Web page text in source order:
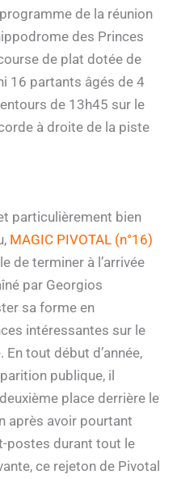
de la réunion
des Princes
de plat dotée de
16 partants âgés de 4
de 13h45 sur le
à droite de la piste
particulièrement bien
MAGIC PIVOTAL (n°16)
de terminer à l’arrivée
par Georgios
sa forme en
intéressantes sur le
tout début d’année,
publique, il
place derrière le
après avoir pourtant
postes durant tout le
ce rejeton de Pivotal